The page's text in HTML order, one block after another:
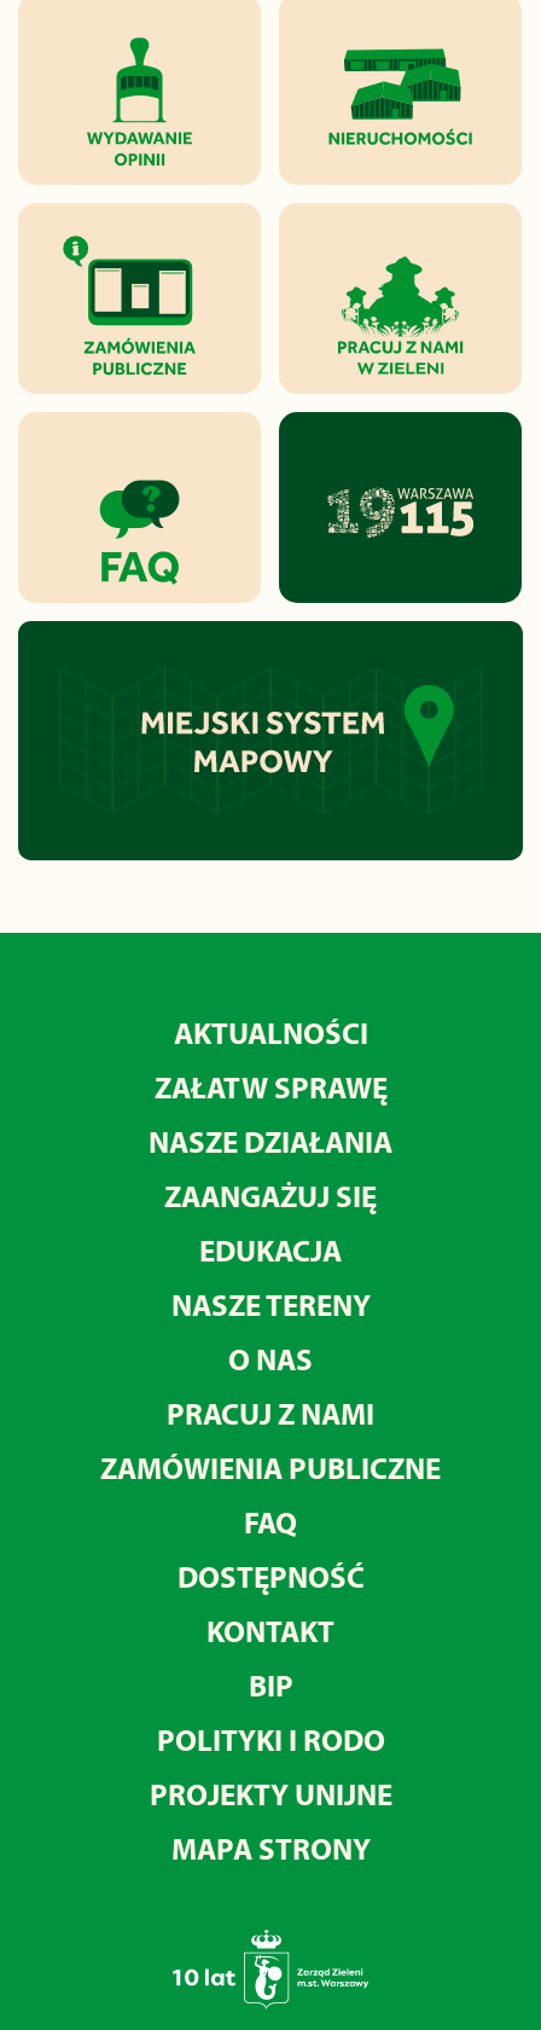
AKTUALNOŚCI
ZAŁATW SPRAWĘ
NASZE DZIAŁANIA
ZAANGAŻUJ SIĘ
EDUKACJA
NASZE TERENY
O NAS
PRACUJ Z NAMI
ZAMÓWIENIA PUBLICZNE
FAQ
DOSTĘPNOŚĆ
KONTAKT
BIP
POLITYKI I RODO
PROJEKTY UNIJNE
MAPA STRONY